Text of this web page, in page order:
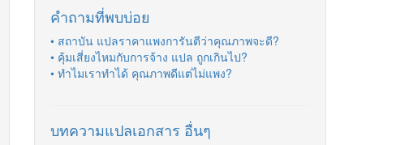
คำถามที่พบบ่อย
• สถาบัน แปลราคาแพงการันตีว่าคุณภาพจะดี?
• คุ้มเสี่ยงไหมกับการจ้าง แปล ถูกเกินไป?
• ทำไมเราทำได้ คุณภาพดีแต่ไม่แพง?
บทความแปลเอกสาร อื่นๆ